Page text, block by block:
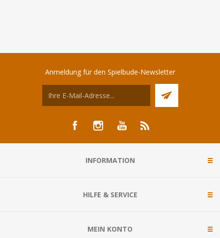
Anmeldung für den Spielbude-Newsletter
INFORMATION
HILFE & SERVICE
MEIN KONTO